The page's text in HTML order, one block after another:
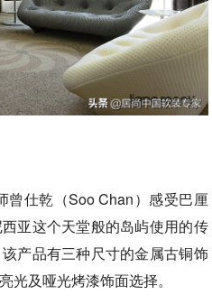
曾仕乾（Soo Chan）感受巴厘
亚这个天堂般的岛屿使用的传
产品有三种尺寸的金属古铜饰
光及哑光烤漆饰面选择。